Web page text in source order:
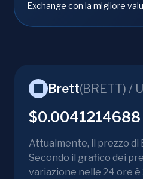
Exchange con la migliore
Brett(BRETT) /
$0.0041214688
Attualmente, il prezzo di
Secondo il grafico dei
variazione nelle 24 ore è